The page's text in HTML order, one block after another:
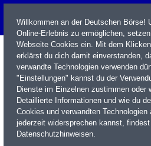
Name / WKN / ISIN / Kürzel
Willkommen an der Deutschen Börse!
Online-Erlebnis zu ermöglichen,
Webseite Cookies ein. Mit dem
erklärst du dich damit einverstanden,
verwandte Technologien verwenden
"Einstellungen" kannst du der
Dienste im Einzelnen zustimmen oder
Detaillierte Informationen und wie du
Cookies und verwandten
jederzeit widersprechen kannst,
Datenschutzhinweisen.